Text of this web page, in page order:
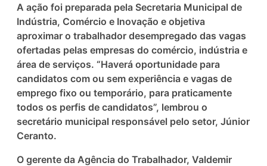
A ação foi preparada pela Secretaria Municipal de
Indústria, Comércio e Inovação e objetiva
aproximar o trabalhador desempregado das vagas
ofertadas pelas empresas do comércio, indústria e
área de serviços. “Haverá oportunidade para
candidatos com ou sem experiência e vagas de
emprego fixo ou temporário, para praticamente
todos os perfis de candidatos”, lembrou o
secretário municipal responsável pelo setor, Júnior
Ceranto.
O gerente da Agência do Trabalhador, Valdemir